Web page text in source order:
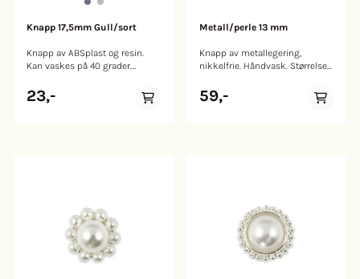
Knapp 17,5mm Gull/sort
Knapp av ABSplast og resin.
Kan vaskes på 40 grader.
23,-
Metall/perle 13 mm
Knapp av metallegering,
nikkelfrie. Håndvask. Størrelse:
59,-